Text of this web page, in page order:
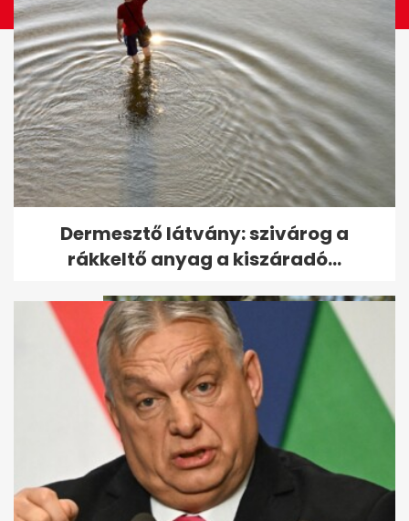
Holtan találtak rá Pindroch
Csaba sógorára
Dermesztő látvány: szivárog a
rákkeltő anyag a kiszáradó...